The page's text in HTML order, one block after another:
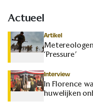
Actueel
Artikel
‘Pressure’
Interview
In Florence
huwelijken